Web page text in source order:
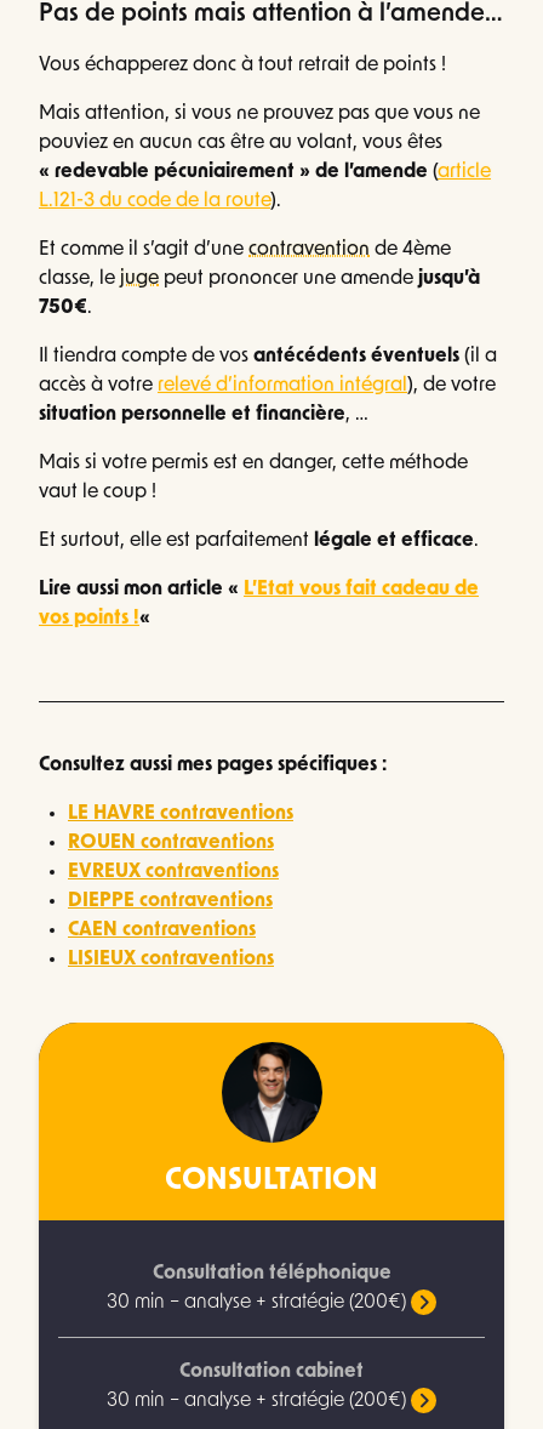
Pas de points mais attention à l’amende…
Vous échapperez donc à tout retrait de points !
Mais attention, si vous ne prouvez pas que vous ne
pouviez en aucun cas être au volant, vous êtes
« redevable pécuniairement » de l’amende (article
L.121-3 du code de la route).
Et comme il s’agit d’une contravention de 4ème
classe, le juge peut prononcer une amende jusqu’à
750€.
Il tiendra compte de vos antécédents éventuels (il a
accès à votre relevé d’information intégral ), de votre
situation personnelle et financière, …
Mais si votre permis est en danger, cette méthode
vaut le coup !
Et surtout, elle est parfaitement légale et efficace.
Lire aussi mon article « L’Etat vous fait cadeau de
vos points !«
Consultez aussi mes pages spécifiques :
LE HAVRE contraventions
ROUEN contraventions
EVREUX contraventions
DIEPPE contraventions
CAEN contraventions
LISIEUX contraventions
CONSULTATION
Consultation téléphonique
30 min – analyse + stratégie (200€)
Consultation cabinet
30 min – analyse + stratégie (200€)